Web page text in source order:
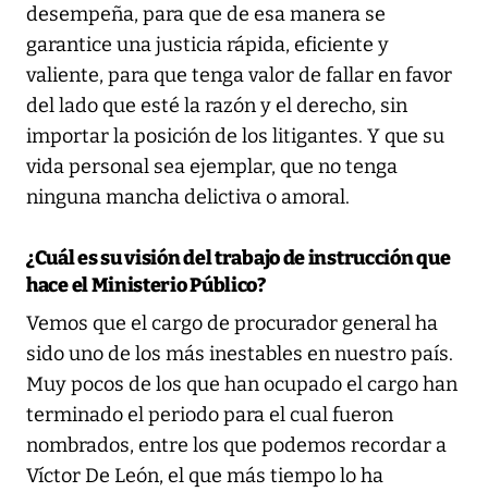
desempeña, para que de esa manera se
garantice una justicia rápida, eficiente y
valiente, para que tenga valor de fallar en favor
del lado que esté la razón y el derecho, sin
importar la posición de los litigantes. Y que su
vida personal sea ejemplar, que no tenga
ninguna mancha delictiva o amoral.
¿Cuál es su visión del trabajo de instrucción que
hace el Ministerio Público?
Vemos que el cargo de procurador general ha
sido uno de los más inestables en nuestro país.
Muy pocos de los que han ocupado el cargo han
terminado el periodo para el cual fueron
nombrados, entre los que podemos recordar a
Víctor De León, el que más tiempo lo ha